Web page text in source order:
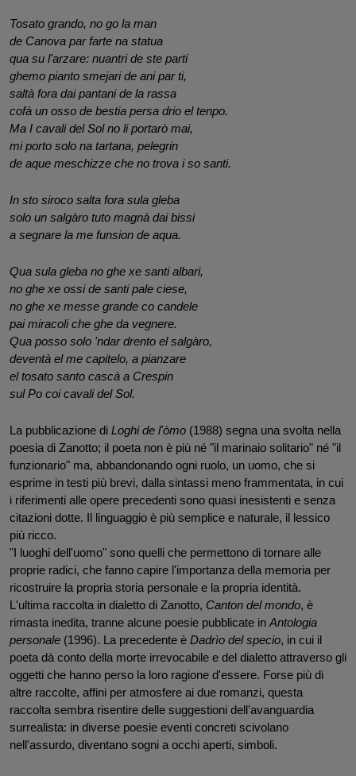
Tosato grando, no go la man
de Canova par farte na statua
qua su l'arzare: nuantri de ste parti
ghemo pianto smejari de ani par ti,
saltà fora dai pantani de la rassa
cofà un osso de bestia persa drio el tenpo.
Ma I cavali del Sol no li portarò mai,
mi porto solo na tartana, pelegrin
de aque meschizze che no trova i so santi.
In sto siroco salta fora sula gleba
solo un salgàro tuto magnà dai bissi
a segnare la me funsion de aqua.
Qua sula gleba no ghe xe santi albari,
no ghe xe ossi de santi pale ciese,
no ghe xe messe grande co candele
pai miracoli che ghe da vegnere.
Qua posso solo 'ndar drento el salgàro,
deventà el me capitelo, a pianzare
el tosato santo cascà a Crespin
sul Po coi cavali del Sol.
La pubblicazione di Loghi de l'òmo (1988) segna una svolta nella
poesia di Zanotto; il poeta non è più né "il marinaio solitario" né "il
funzionario" ma, abbandonando ogni ruolo, un uomo, che si
esprime in testi più brevi, dalla sintassi meno frammentata, in cui
i riferimenti alle opere precedenti sono quasi inesistenti e senza
citazioni dotte. Il linguaggio è più semplice e naturale, il lessico
più ricco.
"I luoghi dell'uomo" sono quelli che permettono di tornare alle
proprie radici, che fanno capire l'importanza della memoria per
ricostruire la propria storia personale e la propria identità.
L'ultima raccolta in dialetto di Zanotto, Canton del mondo, è
rimasta inedita, tranne alcune poesie pubblicate in Antologia
personale (1996). La precedente è Dadrìo del specio, in cui il
poeta dà conto della morte irrevocabile e del dialetto attraverso gli
oggetti che hanno perso la loro ragione d'essere. Forse più di
altre raccolte, affini per atmosfere ai due romanzi, questa
raccolta sembra risentire delle suggestioni dell'avanguardia
surrealista: in diverse poesie eventi concreti scivolano
nell'assurdo, diventano sogni a occhi aperti, simboli.